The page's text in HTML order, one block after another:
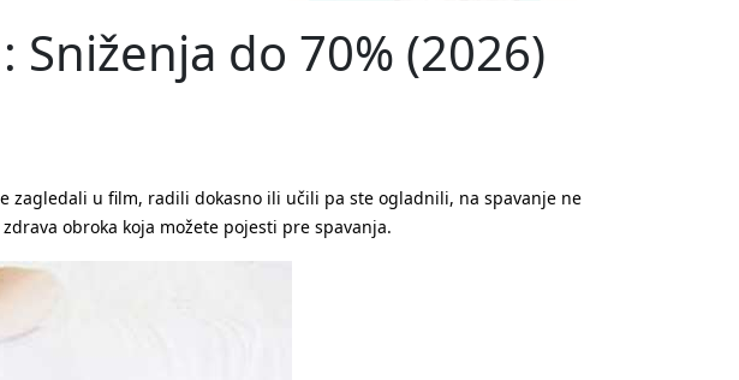
do 70% (2026)
zagledali u film, radili dokasno ili učili pa ste ogladnili, na spavanje ne
obroka koja možete pojesti pre spavanja.